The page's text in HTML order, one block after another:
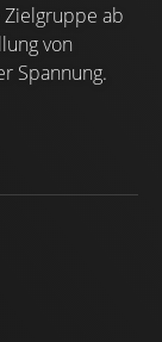
ab
von
Spannung.